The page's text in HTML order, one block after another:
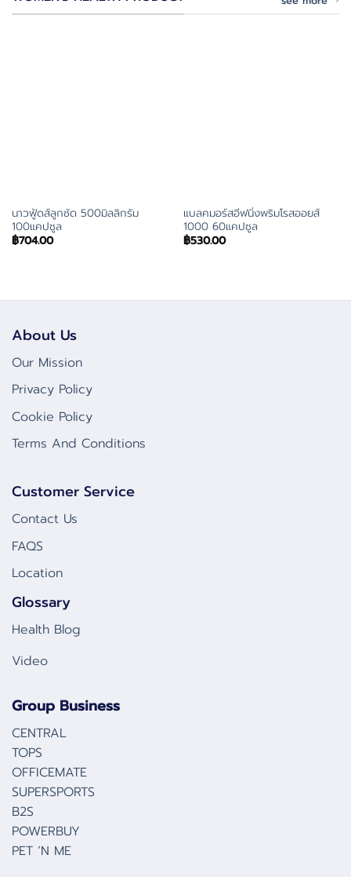
นาวฟู้ดส์ลูกซัด 500มิลลิกรัม
100แคปซูล
฿704.00
แบลคมอร์สอีฟนิ่งพริมโรสออยส์
1000 60แคปซูล
฿530.00
About Us
Our Mission
Privacy Policy
Cookie Policy
Terms And Conditions
Customer Service
Contact Us
FAQS
Location
Glossary
Health Blog
Video
Group Business
CENTRAL
TOPS
OFFICEMATE
SUPERSPORTS
B2S
POWERBUY
PET ‘N ME